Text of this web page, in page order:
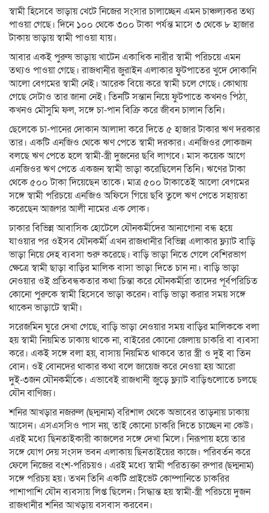
স্বামী হিসেবে ভাড়ায় খেটে নিজের সংসার চালাচ্ছেন এমন চাঞ্চল্যকর তথ্য
পাওয়া গেছে। দিনে ১০০ থেকে ৩০০ টাকা পর্যন্ত মাসে ৩ থেকে ৮ হাজার
টাকায় ভাড়ায় স্বামী পাওয়া যায়।
আবার একই পুরুষ ভাড়ায় খাটেন একাধিক নারীর স্বামী পরিচয়ে এমন
তথ্যও পাওয়া গেছে। রাজধানীর জুরাইন এলাকার ফুটপাতের খুদে দোকানি
আলো বেগমের স্বামী নেই। আরেক বিয়ে করে স্বামী চলে গেছে। কোথায়
গেছে সেটাও তার জানা নেই। তিনটি সন্তান নিয়ে ফুটপাতে কখনও পিঠা,
কখনও মৌসুমি ফল, সঙ্গে চা-পান বিক্রি করে জীবন চালান তিনি।
ছেলেকে চা-পানের দোকান আলাদা করে দিতে ৫ হাজার টাকার ঋণ দরকার
তার। একটি এনজিও থেকে ঋণ পেতে স্বামী দরকার। এনজিওর লোকজন
বলছে ঋণ পেতে হলে স্বামী-স্ত্রী দুজনের ছবি লাগবে। মাস কয়েক আগে
এনজিওর ঋণ পেতে একজন স্বামী ভাড়া করেছিলেন তিনি। ঋণের টাকা
থেকে ৫০০ টাকা দিয়েছেন তাকে। মাত্র ৫০০ টাকাতেই আলো বেগমের
সঙ্গে স্বামী পরিচয়ে এনজিও অফিসে গিয়ে ছবি তুলে ঋণ পেতে সহায়তা
করেছেন আজগর আলী নামের এক লোক।
ঢাকার বিভিন্ন আবাসিক হোটেলে যৌনকর্মীদের আনাগোনা বন্ধ হয়ে
যাওয়ার পর ওইসব যৌনকর্মী এখন রাজধানীর বিভিন্ন এলাকার ফ্ল্যাট বাড়ি
ভাড়া নিয়ে দেহ ব্যবসা শুরু করেছে। বাড়ি ভাড়া নিতে গেলে বেশিরভাগ
ক্ষেত্রে স্বামী ছাড়া বাড়ির মালিক বাসা ভাড়া দিতে চান না। বাড়ি ভাড়া
নেওয়ার ওই প্রতিবন্ধকতার কথা চিন্তা করে যৌনকর্মীরা তাদের পূর্বপরিচিত
কোনো পুরুকে স্বামী হিসেবে ভাড়া করেন। বাড়ি ভাড়া করার সময় সঙ্গে
থাকেন ভাড়াটে স্বামী।
সরেজমিন ঘুরে দেখা গেছে, বাড়ি ভাড়া নেওয়ার সময় বাড়ির মালিককে বলা
হয় স্বামী নিয়মিত ঢাকায় থাকে না, বাইরের কোনো জেলায় চাকরি বা ব্যবসা
করে। একই সঙ্গে বলা হয়, বাসায় নিয়মিত থাকবে তার স্ত্রী ও দুই বা তিন
বোন। ওই বোনদের থাকার কথা বলে জায়েজ করে নেওয়া হয় আরো
দুই-৩জন যৌনকর্মীকে। এভাবেই রাজধানী জুড়ে ফ্ল্যাট বাড়িগুলোতে চলছে
যৌন বাণিজ্য।
শনির আখড়ার নজরুল (ছদ্মনাম) বরিশাল থেকে অভাবের তাড়নায় ঢাকায়
আসেন। এসএসসিও পাস নয়, তাই কোনো চাকরি দিতে চাচ্ছেন না কেউ।
এরই মধ্যে ছিনতাইকারী কাজলের সঙ্গে দেখা মিলে। নিরূপায় হয়ে তার
সঙ্গে যোগ দেয় সংসদ ভবন এলাকায় ছিনতাইয়ের কাজে। পরিবর্তন করে
ফেলে নিজের বংশ-পরিচয়ও। এরই মধ্যে স্বামী পরিত্যক্তা রুপার (ছদ্মনাম)
সঙ্গে পরিচয় হয়। তখন তিনি একটি প্রাইভেট কোম্পানিতে চাকরির
পাশাপাশি যৌন ব্যবসায় লিপ্ত ছিলেন। সিদ্ধান্ত হয় স্বামী-স্ত্রী পরিচয়ে দুজন
রাজধানীর শনির আখড়ায় বসবাস করবেন।